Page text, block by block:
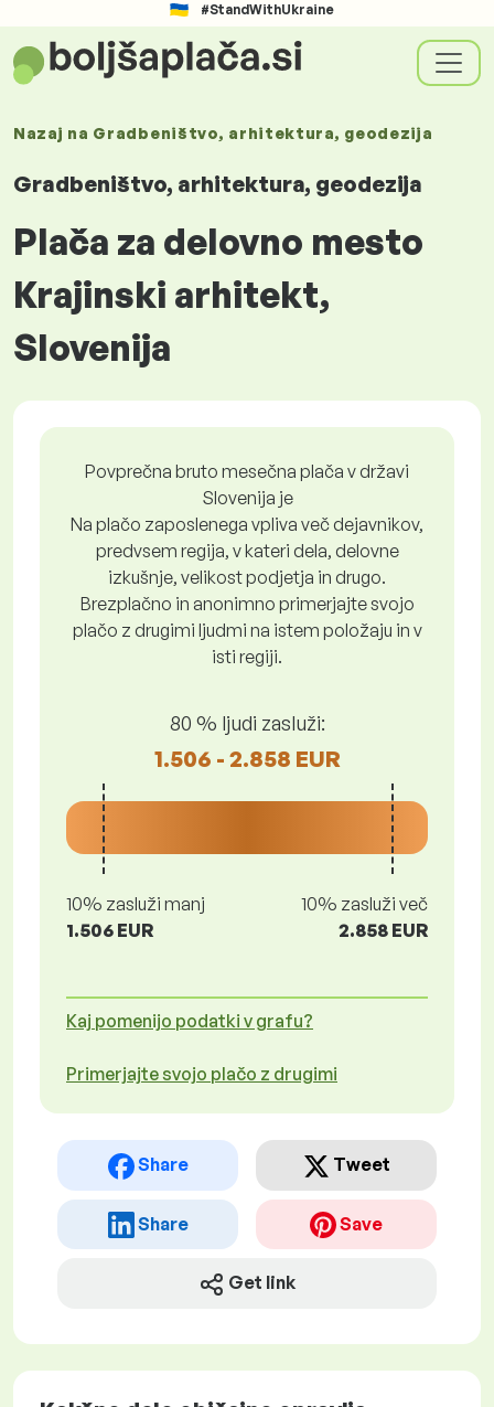
#StandWithUkraine
Nazaj na Gradbeništvo, arhitektura, geodezija
Gradbeništvo, arhitektura, geodezija
Plača za delovno mesto
Krajinski arhitekt,
Slovenija
Povprečna bruto mesečna plača v državi
Slovenija je
Na plačo zaposlenega vpliva več dejavnikov,
predvsem regija, v kateri dela, delovne
izkušnje, velikost podjetja in drugo.
Brezplačno in anonimno primerjajte svojo
plačo z drugimi ljudmi na istem položaju in v
isti regiji.
80 % ljudi zasluži:
1.506 - 2.858 EUR
10% zasluži manj
1.506 EUR
10% zasluži več
2.858 EUR
Kaj pomenijo podatki v grafu?
Primerjajte svojo plačo z drugimi
Share Tweet
Share Save
Get link